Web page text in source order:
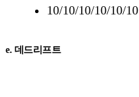
10/10/10/10/10/10
e. 데드리프트